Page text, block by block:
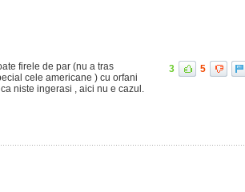
firele de par (nu a tras
cele americane ) cu orfani
niste ingerasi , aici nu e cazul.
3 5